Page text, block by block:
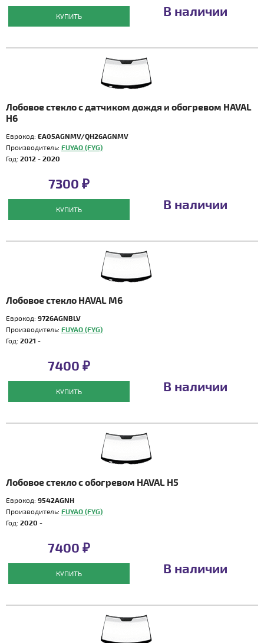
КУПИТЬ В наличии
Лобовое стекло с датчиком дождя и обогревом HAVAL
H6
Еврокод: EA05AGNMV/QH26AGNMV
Производитель: FUYAO (FYG)
Год: 2012 - 2020
7300 ₽
КУПИТЬ В наличии
Лобовое стекло HAVAL M6
Еврокод: 9726AGNBLV
Производитель: FUYAO (FYG)
Год: 2021 -
7400 ₽
КУПИТЬ В наличии
Лобовое стекло с обогревом HAVAL H5
Еврокод: 9542AGNH
Производитель: FUYAO (FYG)
Год: 2020 -
7400 ₽
КУПИТЬ В наличии